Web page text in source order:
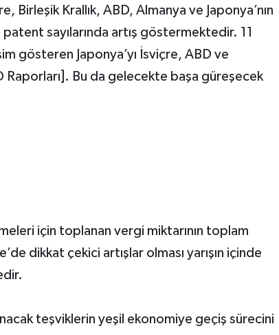
Birleşik Krallık, ABD, Almanya ve Japonya’nın
sayılarında artış göstermektedir. 11
gösteren Japonya’yı İsviçre, ABD ve
Bu da gelecekte başa güreşecek
için toplanan vergi miktarının toplam
dikkat çekici artışlar olması yarışın içinde
teşviklerin yeşil ekonomiye geçiş sürecini